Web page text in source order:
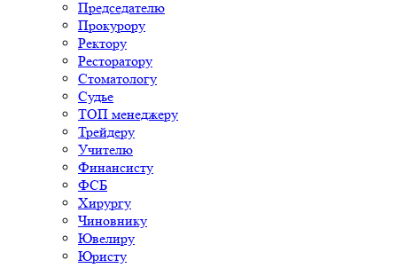
Председателю
Прокурору
Ректору
Ресторатору
Стоматологу
Судье
ТОП менеджеру
Трейдеру
Учителю
Финансисту
ФСБ
Хирургу
Чиновнику
Ювелиру
Юристу